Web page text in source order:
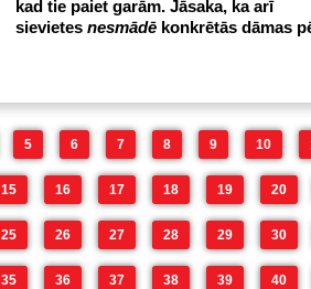
kad tie paiet garām. Jāsaka, ka arī
sievietes nesmādē konkrētās dāmas
5 6 7 8 9 10
15 16 17 18 19 20
25 26 27 28 29 30
35 36 37 38 39 40